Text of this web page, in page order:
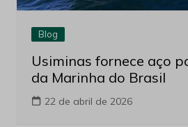
Blog
Usiminas fornece aço
da Marinha do Brasil
22 de abril de 2026